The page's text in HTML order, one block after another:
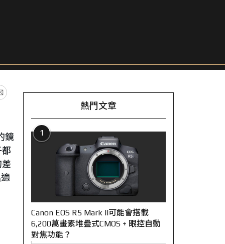
鏡
熱門文章
1
Canon EOS R5 Mark II可能會搭載
6,200萬畫素堆疊式CMOS + 眼控自動
對焦功能？